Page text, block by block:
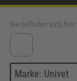
Sie befinden sich hier:
Marke: Univet